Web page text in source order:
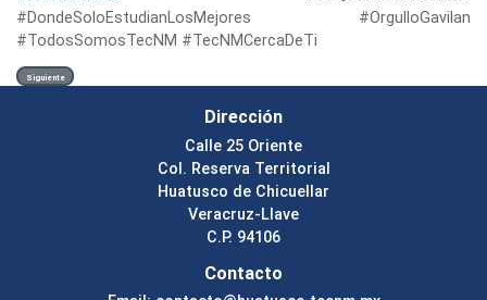
#DondeSoloEstudianLosMejores #OrgulloGavilan
#TodosSomosTecNM #TecNMCercaDeTi
Siguiente
Dirección
Calle 25 Oriente
Col. Reserva Territorial
Huatusco de Chicuellar
Veracruz-Llave
C.P. 94106
Contacto